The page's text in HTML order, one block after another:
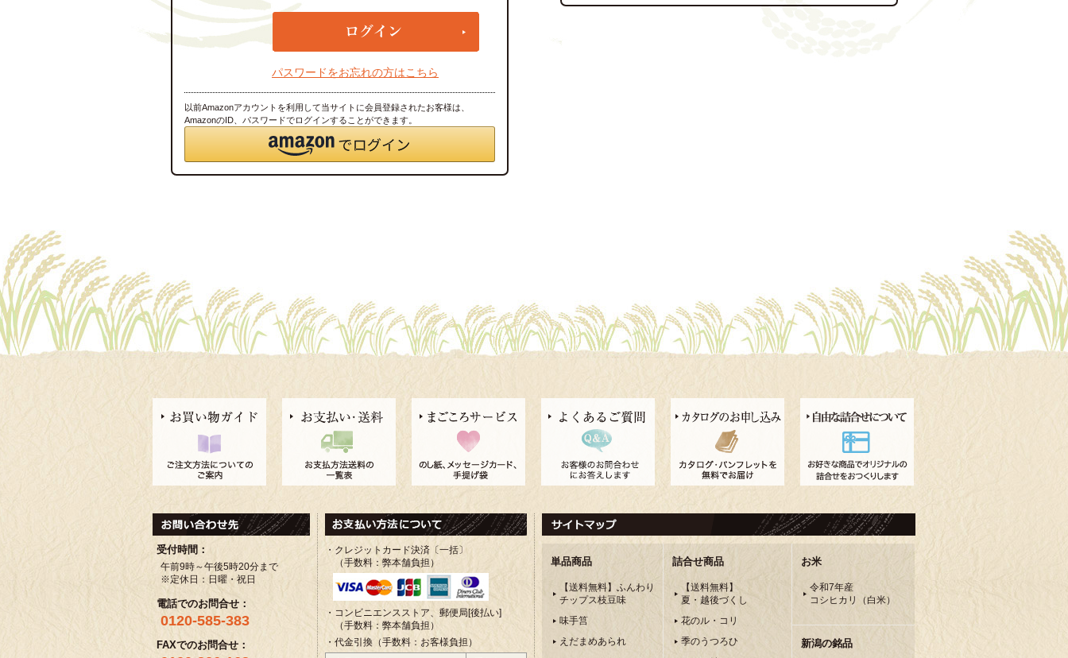
パスワードをお忘れの方はこちら
以前Amazonアカウントを利用して当サイトに会員登録されたお客様は、
AmazonのID、パスワードでログインすることができます。
受付時間：
午前9時～午後5時20分まで
※定休日：日曜・祝日
電話でのお問合せ：
0120-585-383
FAXでのお問合せ：
・クレジットカード決済〔一括〕
（手数料：弊本舗負担）
・コンビニエンスストア、郵便局[後払い]
（手数料：弊本舗負担）
・代金引換（手数料：お客様負担）
単品商品
【送料無料】ふんわり
チップス枝豆味
味手筥
えだまめあられ
詰合せ商品
【送料無料】
夏・越後づくし
花のル・コリ
季のうつろひ
お米
令和7年産
コシヒカリ（白米）
新潟の銘品